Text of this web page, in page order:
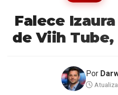
Falece
de Viih Tube,
Por